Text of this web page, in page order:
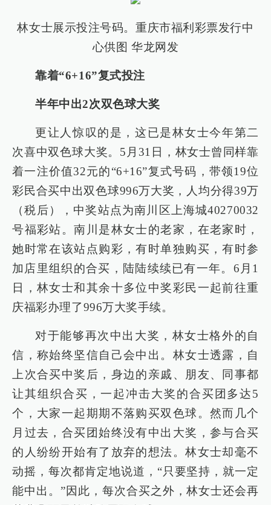
林女士展示投注号码。 重庆市福利彩票发行中
心供图 华龙网发
靠着“6+16”复式投注
半年中出2次双色球大奖
更让人惊叹的是，这已是林女士今年第二
次喜中双色球大奖。5月31日，林女士曾同样靠
着一注价值32元的“6+16”复式号码，带领19位
彩民合买中出双色球996万大奖，人均分得39万
（税后），中奖站点为南川区上海城40270032
号福彩站。南川是林女士的老家，在老家时，
她时常在该站点购彩，有时单独购买，有时参
加店里组织的合买，陆陆续续已有一年。6月1
日，林女士和其余十多位中奖彩民一起前往重
庆福彩办理了996万大奖手续。
对于能够再次中出大奖，林女士格外的自
信，称始终坚信自己会中出。林女士透露，自
上次合买中奖后，身边的亲戚、朋友、同事都
让其组织合买，一起冲击大奖的合买团多达5
个，大家一起期期不落购买双色球。然而几个
月过去，合买团始终没有中出大奖，参与合买
的人纷纷开始有了放弃的想法。林女士却毫不
动摇，每次都肯定地说道，“只要坚持，就一定
能中出。”因此，每次合买之外，林女士还会再